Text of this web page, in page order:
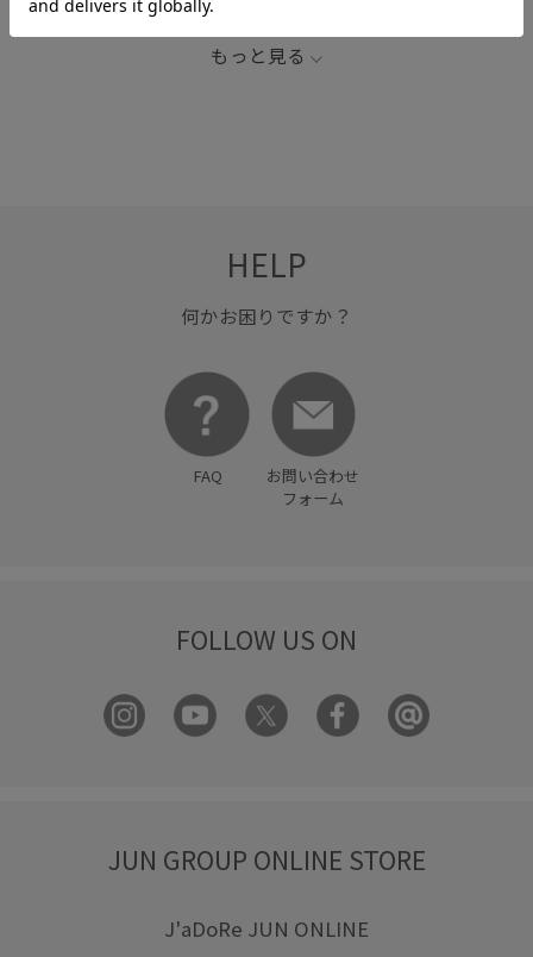
もっと見る
HELP
何かお困りですか？
FAQ
お問い合わせ
フォーム
FOLLOW US ON
JUN GROUP ONLINE STORE
J'aDoRe JUN ONLINE